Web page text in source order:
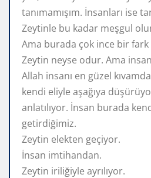
tanımamışım. İnsanları ise
Zeytinle bu kadar meşgul
Ama burada çok ince bir
Zeytin neyse odur. Ama
Allah insanı en güzel
kendi eliyle aşağıya
anlatılıyor. İnsan burada
getirdiğimiz.
Zeytin elekten geçiyor.
İnsan imtihandan.
Zeytin iriliğiyle ayrılıyor.